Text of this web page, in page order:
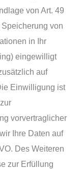
von Art. 49
von
in Ihr
eingewilligt
auf
Einwilligung ist
vorvertraglicher
Ihre Daten auf
Des Weiteren
zur Erfüllung